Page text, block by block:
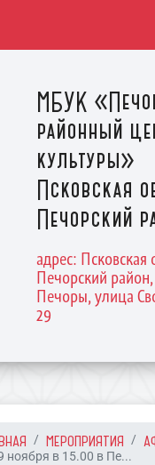
МБУК
районный
культуры»
Псковская
Печорский
адрес: Псковская
Печорский
Печоры, улица
29
МЕРОПРИЯТИЯ
ноября в 15.00 в Пе...